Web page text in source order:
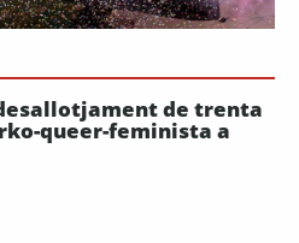
de trenta
queer-feminista a